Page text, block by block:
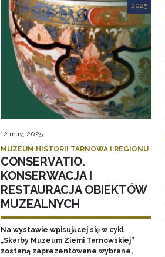
2025
12 may, 2025
MUZEUM HISTORII TARNOWA I REGIONU
CONSERVATIO.
KONSERWACJA I
RESTAURACJA OBIEKTÓW
MUZEALNYCH
Na wystawie wpisującej się w cykl
„Skarby Muzeum Ziemi Tarnowskiej”
zostaną zaprezentowane wybrane,